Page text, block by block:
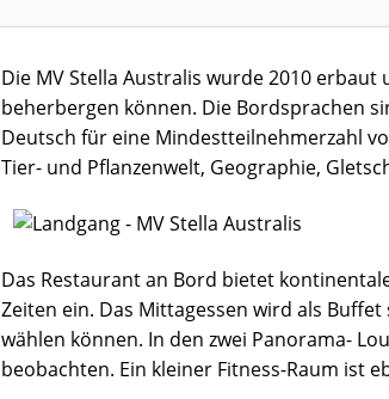
Die MV Stella Australis wurde 2010
beherbergen können. Die Bordsprachen
Deutsch für eine Mindestteilnehmerzahl
Tier- und Pflanzenwelt, Geographie,
Das Restaurant an Bord bietet
Zeiten ein. Das Mittagessen wird als
wählen können. In den zwei Panorama-
beobachten. Ein kleiner Fitness-Raum ist